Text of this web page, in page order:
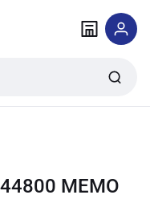
MEMO